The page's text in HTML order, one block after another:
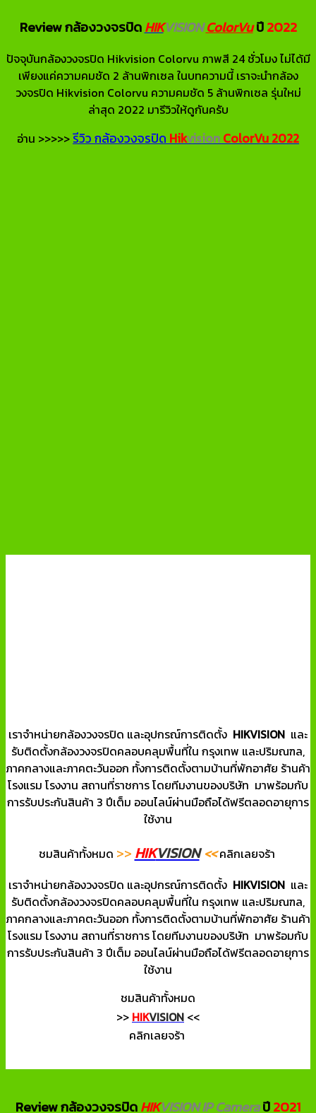
Review กล้องวงจรปิดHIKVISIONColorVuปี2022
ปัจจุบันกล้องวงจรปิด Hikvision Colorvu ภาพสี 24 ชั่วโมง ไม่ได้มี
เพียงแค่ความคมชัด 2 ล้านพิกเซล ในบทความนี้ เราจะนำกล้อง
วงจรปิด Hikvision Colorvu ความคมชัด 5 ล้านพิกเซล รุ่นใหม่
ล่าสุด 2022 มารีวิวให้ดูกันครับ
อ่าน >>>>>รีวิว กล้องวงจรปิด HikvisionColorVu2022
เราจำหน่ายกล้องวงจรปิด และอุปกรณ์การติดตั้ง HIKVISION และ
รับติดตั้งกล้องวงจรปิดคลอบคลุมพื้นที่ใน กรุงเทพ และปริมณฑล,
ภาคกลางและภาคตะวันออก ทั้งการติดตั้งตามบ้านที่พักอาศัย ร้านค้า
โรงแรม โรงงาน สถานที่ราชการ โดยทีมงานของบริษัท มาพร้อมกับ
การรับประกันสินค้า 3 ปีเต็ม ออนไลน์ผ่านมือถือได้ฟรีตลอดอายุการ
ใช้งาน
ชมสินค้าทั้งหมด >> HIKVISION <<คลิกเลยจร้า
เราจำหน่ายกล้องวงจรปิด และอุปกรณ์การติดตั้ง HIKVISION และ
รับติดตั้งกล้องวงจรปิดคลอบคลุมพื้นที่ใน กรุงเทพ และปริมณฑล,
ภาคกลางและภาคตะวันออก ทั้งการติดตั้งตามบ้านที่พักอาศัย ร้านค้า
โรงแรม โรงงาน สถานที่ราชการ โดยทีมงานของบริษัท มาพร้อมกับ
การรับประกันสินค้า 3 ปีเต็ม ออนไลน์ผ่านมือถือได้ฟรีตลอดอายุการ
ใช้งาน
ชมสินค้าทั้งหมด
>> HIKVISION <<
คลิกเลยจร้า
Review กล้องวงจรปิดHIKVISION IP Cameraปี2021